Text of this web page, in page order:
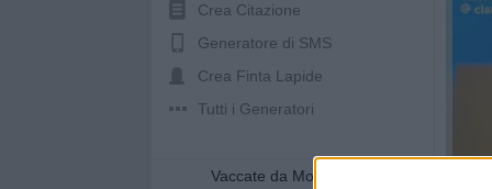
Crea Citazione
Generatore di SMS
Crea Finta Lapide
Tutti i Generatori
Vaccate da Mostrare